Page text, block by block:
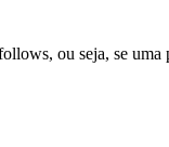
ou seja, se uma